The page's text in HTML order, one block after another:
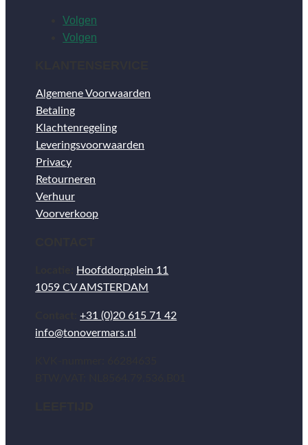
Volgen
Volgen
Algemene Voorwaarden
Betaling
Klachtenregeling
Leveringsvoorwaarden
Privacy
Retourneren
Verhuur
Voorverkoop
Hoofddorpplein 11
1059 CV AMSTERDAM
+31 (0)20 615 71 42
info@tonovermars.nl